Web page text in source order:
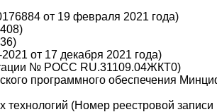
от 19 февраля 2021 года)
от 17 декабря 2021 года)
№ РОСС RU.31109.04ЖКТ0)
программного обеспечения
(Номер реестровой